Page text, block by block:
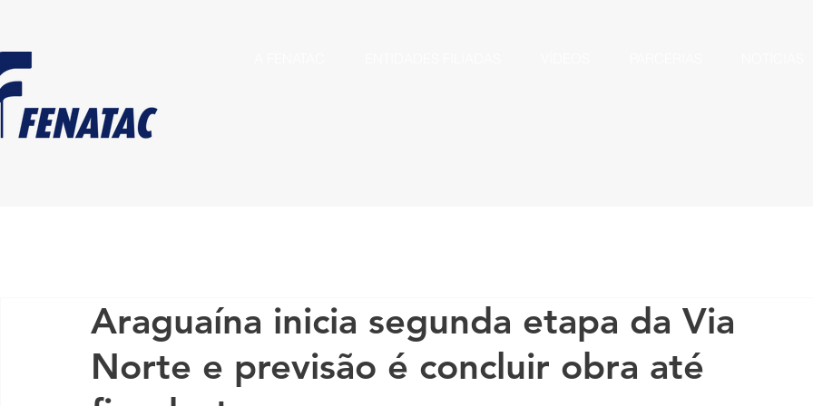
Araguaína inicia segunda etapa da Via
Norte e previsão é concluir obra até